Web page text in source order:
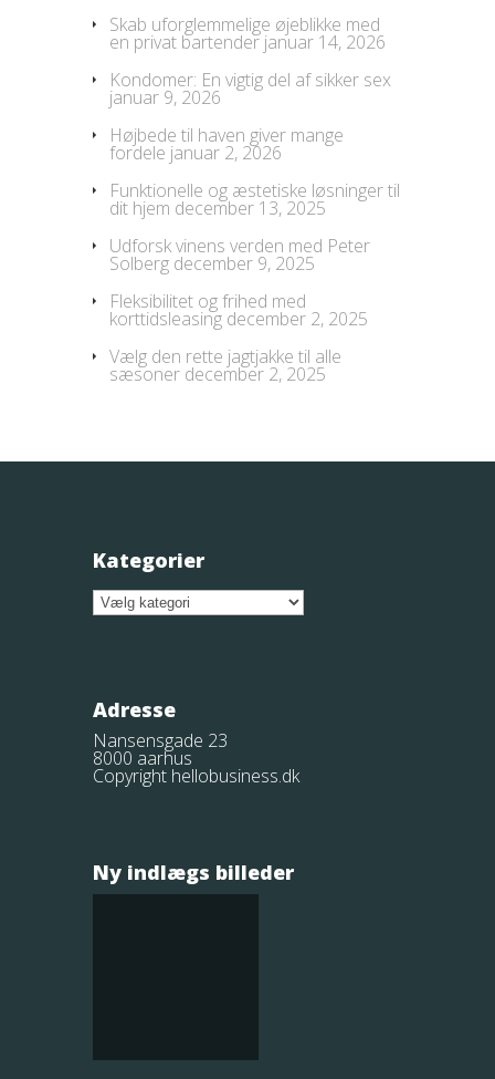
Skab uforglemmelige øjeblikke med
en privat bartender januar 14, 2026
Kondomer: En vigtig del af sikker sex
januar 9, 2026
Højbede til haven giver mange
fordele januar 2, 2026
Funktionelle og æstetiske løsninger til
dit hjem december 13, 2025
Udforsk vinens verden med Peter
Solberg december 9, 2025
Fleksibilitet og frihed med
korttidsleasing december 2, 2025
Vælg den rette jagtjakke til alle
sæsoner december 2, 2025
Kategorier
Kategorier
Adresse
Nansensgade 23
8000 aarhus
Copyright hellobusiness.dk
Ny indlægs billeder